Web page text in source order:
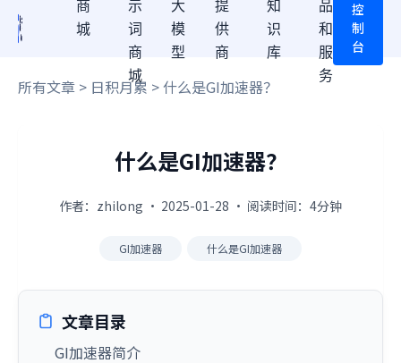
商
城
示
词
商
城
大
模
型
提
供
商
知
识
库
品
和
服
务
控
制
台
所有文章 > 日积月累 > 什么是GI加速器？
什么是GI加速器？
作者：zhilong · 2025-01-28 · 阅读时间：4分钟
GI加速器 什么是GI加速器
文章目录
GI加速器简介